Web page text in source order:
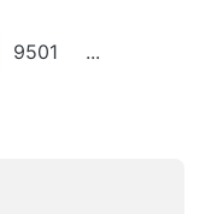
Page
9501 ...Intermediate